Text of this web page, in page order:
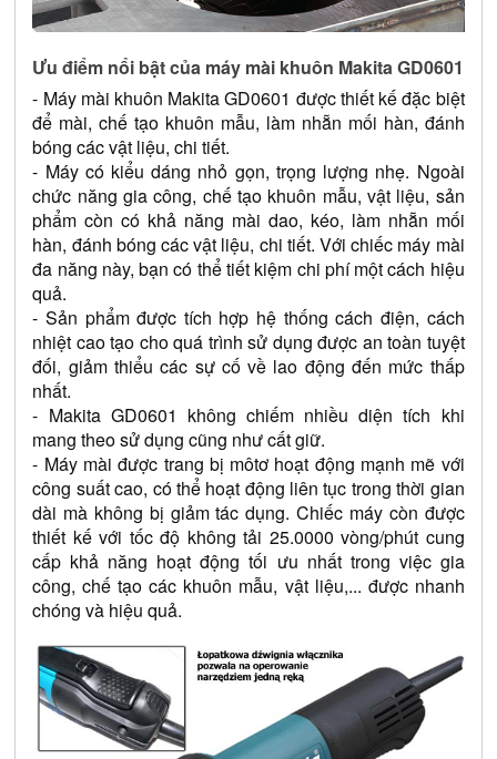
Ưu điểm nổi bật của máy mài khuôn Makita GD0601
- Máy mài khuôn Makita GD0601 được thiết kế đặc biệt
để mài, chế tạo khuôn mẫu, làm nhẵn mối hàn, đánh
bóng các vật liệu, chi tiết.
- Máy có kiểu dáng nhỏ gọn, trọng lượng nhẹ. Ngoài
chức năng gia công, chế tạo khuôn mẫu, vật liệu, sản
phẩm còn có khả năng mài dao, kéo, làm nhẵn mối
hàn, đánh bóng các vật liệu, chi tiết. Với chiếc máy mài
đa năng này, bạn có thể tiết kiệm chi phí một cách hiệu
quả.
- Sản phẩm được tích hợp hệ thống cách điện, cách
nhiệt cao tạo cho quá trình sử dụng được an toàn tuyệt
đối, giảm thiểu các sự cố về lao động đến mức thấp
nhất.
- Makita GD0601 không chiếm nhiều diện tích khi
mang theo sử dụng cũng như cất giữ.
- Máy mài được trang bị môtơ hoạt động mạnh mẽ với
công suất cao, có thể hoạt động liên tục trong thời gian
dài mà không bị giảm tác dụng. Chiếc máy còn được
thiết kế với tốc độ không tải 25.0000 vòng/phút cung
cấp khả năng hoạt động tối ưu nhất trong việc gia
công, chế tạo các khuôn mẫu, vật liệu,... được nhanh
chóng và hiệu quả.